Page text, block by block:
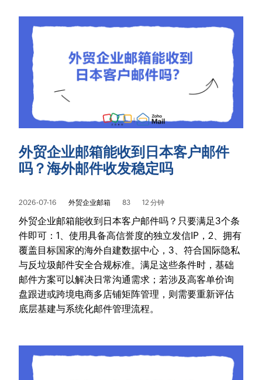
外贸企业邮箱能收到日本客户邮件
吗？海外邮件收发稳定吗
2026-07-16 外贸企业邮箱 83 12 分钟
外贸企业邮箱能收到日本客户邮件吗？只要满足3个条
件即可：1、使用具备高信誉度的独立发信IP，2、拥有
覆盖目标国家的海外自建数据中心，3、符合国际隐私
与反垃圾邮件安全合规标准。满足这些条件时，基础
邮件方案可以解决日常沟通需求；若涉及高客单价询
盘跟进或跨境电商多店铺矩阵管理，则需要重新评估
底层基建与系统化邮件管理流程。